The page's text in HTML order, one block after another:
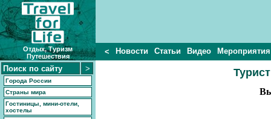
Отдых, Туризм
Путешествия
< Новости Статьи Видео Мероприятия
Города России
Страны мира
Гостиницы, мини-отели,
хостелы